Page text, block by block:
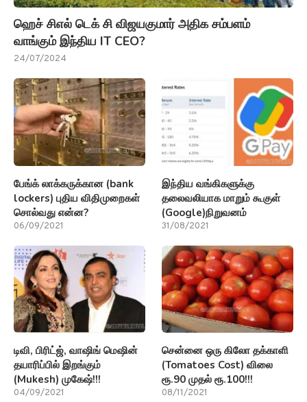
ஹெச் சிஎல் டெக் சி விஜயகுமார் அதிக சம்பளம்
வாங்கும் இந்திய IT CEO?
24/07/2024
பேங்க் லாக்கருக்கான (bank
lockers) புதிய விதிமுறைகள்
சொல்வது என்ன?
06/09/2021
இந்திய வங்கிகளுக்கு
தலைவலியாக மாறும் கூகுள்
(Google)நிறுவனம்
31/08/2021
டிவி, பிரிட்ஜ், வாஷிங் மெஷின்
தயாரிப்பில் இறங்கும்
(Mukesh) முகேஷ்!!!
04/09/2021
சென்னை ஒரு கிலோ தக்காளி
(Tomatoes Cost) விலை
ரூ.90 முதல் ரூ.100!!!
08/11/2021